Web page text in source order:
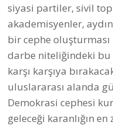
siyasi partiler, sivil
akademisyenler,
bir cephe
darbe niteliğindeki bu
karşı karşıya
uluslararası alanda
Demokrasi cephesi
geleceği karanlığın